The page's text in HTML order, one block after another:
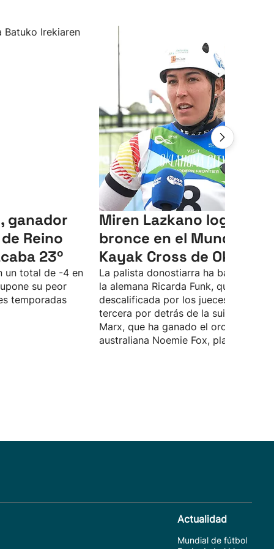
ganador
Reino
23º
un total de -4 en
su peor
temporadas
Miren Lazkano logra el
bronce en el Mundial de
Kayak Cross de
La palista donostiarra ha batallado
la alemana Ricarda Funk, que ha sido
descalificada por los jueces, y
tercera por detrás de la suiza Alena
Marx, que ha ganado el oro, y de la
australiana Noemie Fox, plata.
Actualidad
Mundial de fútbol